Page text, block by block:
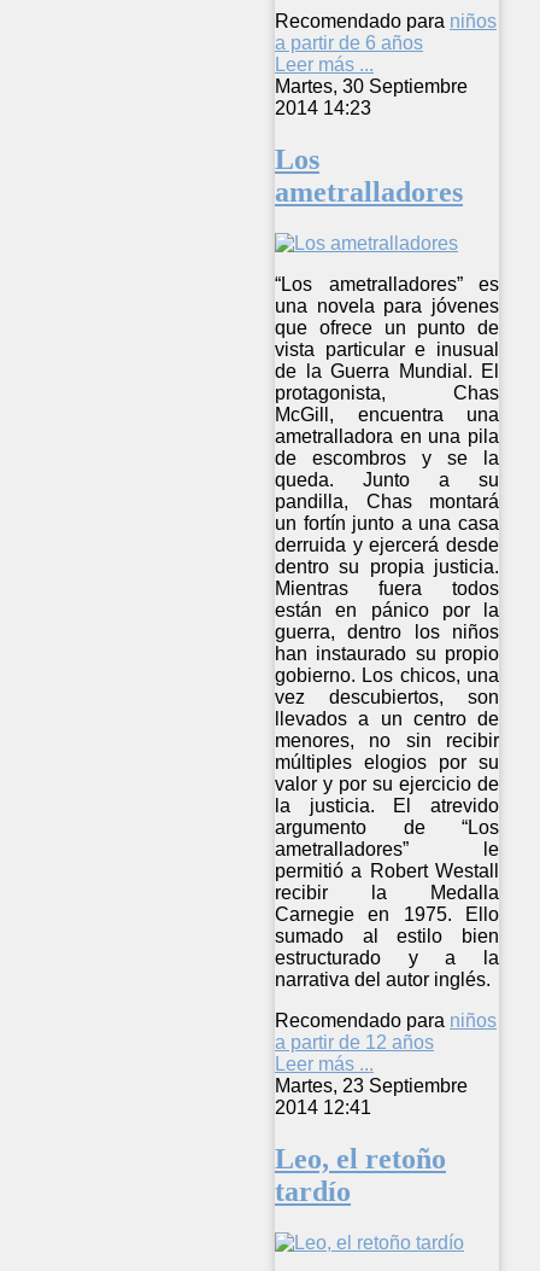
Recomendado para niños
a partir de 6 años
Leer más ...
Martes, 30 Septiembre
2014 14:23
Los
ametralladores
“Los ametralladores” es
una novela para jóvenes
que ofrece un punto de
vista particular e inusual
de la Guerra Mundial. El
protagonista, Chas
McGill, encuentra una
ametralladora en una pila
de escombros y se la
queda. Junto a su
pandilla, Chas montará
un fortín junto a una casa
derruida y ejercerá desde
dentro su propia justicia.
Mientras fuera todos
están en pánico por la
guerra, dentro los niños
han instaurado su propio
gobierno. Los chicos, una
vez descubiertos, son
llevados a un centro de
menores, no sin recibir
múltiples elogios por su
valor y por su ejercicio de
la justicia. El atrevido
argumento de “Los
ametralladores” le
permitió a Robert Westall
recibir la Medalla
Carnegie en 1975. Ello
sumado al estilo bien
estructurado y a la
narrativa del autor inglés.
Recomendado para niños
a partir de 12 años
Leer más ...
Martes, 23 Septiembre
2014 12:41
Leo, el retoño
tardío